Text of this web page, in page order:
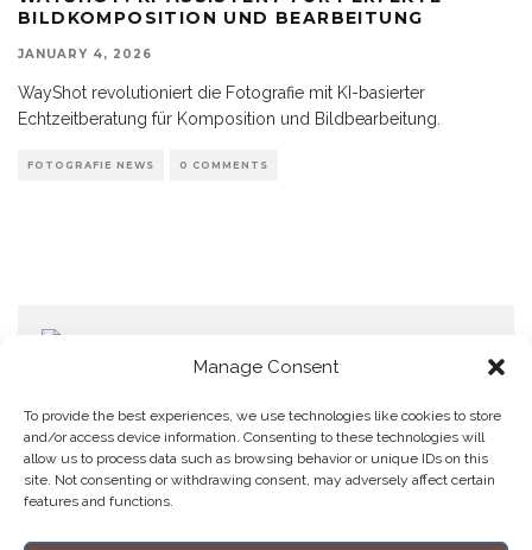
Manage Consent
To provide the best experiences, we use technologies like cookies to store
and/or access device information. Consenting to these technologies will
allow us to process data such as browsing behavior or unique IDs on this
site. Not consenting or withdrawing consent, may adversely affect certain
features and functions.
BILDKOMPOSITION UND BEARBEITUNG
JANUARY 4, 2026
WayShot revolutioniert die Fotografie mit KI-basierter
Echtzeitberatung für Komposition und Bildbearbeitung.
FOTOGRAFIE NEWS 0 COMMENTS
Home
Datenschutzerklärung
Impressum
Cookie Policy (EU)